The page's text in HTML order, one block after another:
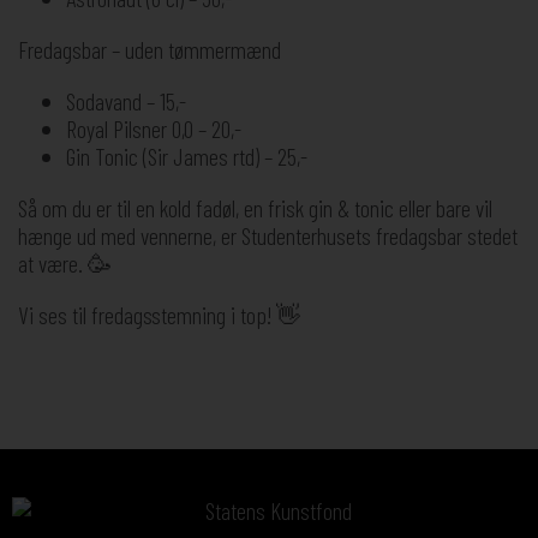
Fredagsbar – uden tømmermænd
Sodavand – 15,-
Royal Pilsner 0,0 – 20,-
Gin Tonic (Sir James rtd) – 25,-
Så om du er til en kold fadøl, en frisk gin & tonic eller bare vil
hænge ud med vennerne, er Studenterhusets fredagsbar stedet
at være. 🥳
Vi ses til fredagsstemning i top! 👋
Sponsorer